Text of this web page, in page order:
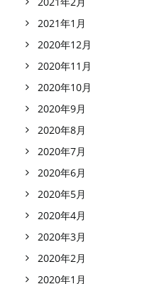
2021年1月
2020年12月
2020年11月
2020年10月
2020年9月
2020年8月
2020年7月
2020年6月
2020年5月
2020年4月
2020年3月
2020年2月
2020年1月